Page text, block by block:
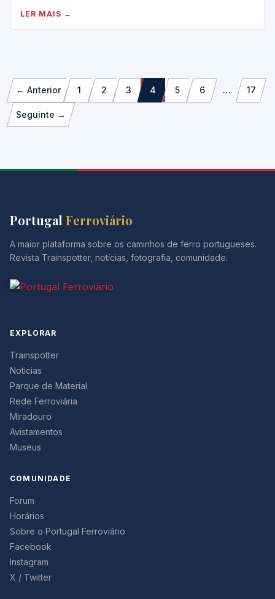
LER MAIS →
Paginação
dos
conteúdos
← Anterior 1 2 3 4 5 6 … 17
Seguinte →
Portugal Ferroviário
A maior plataforma sobre os caminhos de ferro portugueses.
Revista Trainspotter, notícias, fotografia, comunidade.
EXPLORAR
Trainspotter
Noticias
Parque de Material
Rede Ferroviária
Miradouro
Avistamentos
Museus
COMUNIDADE
Forum
Horários
Sobre o Portugal Ferroviário
Facebook
Instagram
X / Twitter